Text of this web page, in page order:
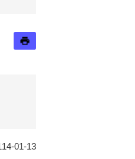
01-13